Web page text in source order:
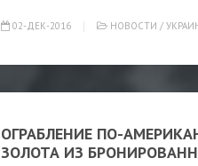
02-ДЕК-2016 НОВОСТИ /
ОГРАБЛЕНИЕ ПО-
ЗОЛОТА ИЗ